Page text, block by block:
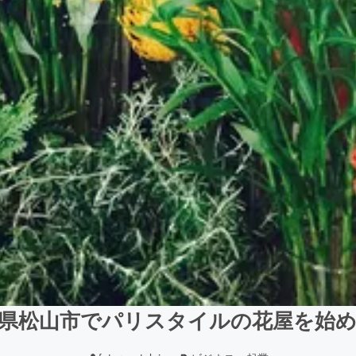
松山市でパリスタイルの花屋を始